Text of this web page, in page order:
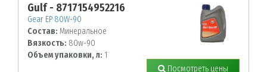
Gulf - 8717154952216
Gear EP 80W-90
Состав: Минеральное
Вязкость: 80w-90
Объем упаковки, л: 1
Посмотреть цены